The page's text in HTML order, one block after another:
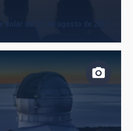
solar del 21 de agosto de 2017